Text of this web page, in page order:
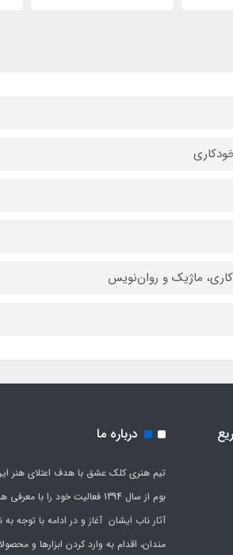
ماژیک و روان‌نویس
درباره ما
تیم هنری کلک عشق با هدف اعتلای هنر
بوم از سال 1394 فعالیت خود را با
آثار ناب ایشان آغاز و در ادامه با توجه به
مندان، اقدام به وارد کردن ابزارها و